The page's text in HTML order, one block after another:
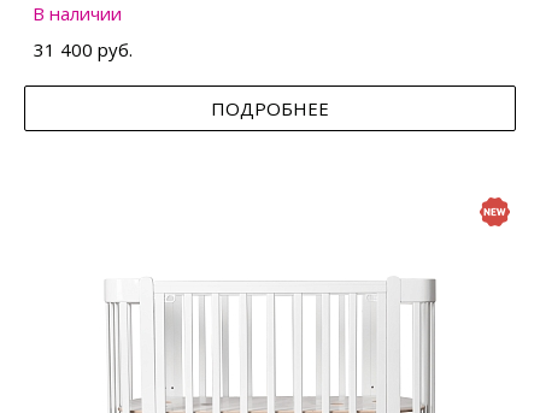
В наличии
31 400 руб.
ПОДРОБНЕЕ